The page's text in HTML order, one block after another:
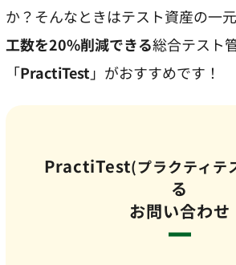
か？そんなときはテスト資産の一
工数を20%削減できる総合テスト
「PractiTest 」がおすすめです！
PractiTest(プラクティテ
る
お問い合わせ